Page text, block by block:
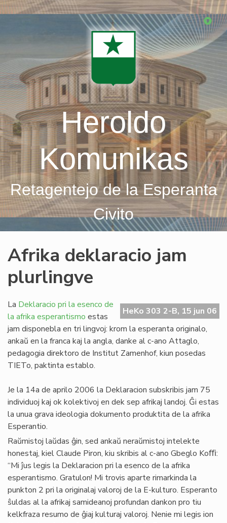
Skip
Heroldo
Komunikas
Retagentejo de la Esperanta
Civito
Afrika deklaracio jam
plurlingve
HeKo 303 2-B, 15 jun 06
La Deklaracio pri la esenco de
la afrika esperantismo estas
jam disponebla en tri lingvoj: krom la esperanta originalo,
ankaŭ en la franca kaj la angla, danke al c-ano Attaglo,
pedagogia direktoro de Institut Zamenhof, kiun posedas
TIETo, paktinta establo.
Je la 14a de aprilo 2006 la Deklaracion subskribis jam 75
individuoj kaj ok kolektivoj en dek sep afrikaj landoj. Ĝi estas
la unua grava ideologia dokumento produktita de la afrika
Esperantio.
Raŭmistoj laŭdas ĝin, sed ankaŭ neraŭmistoj intelekte
honestaj, kiel Claude Piron, kiu skribis al c-ano Gbeglo Koﬃ:
“Mi ĵus legis la Deklaracion pri la esenco de la afrika
esperantismo. Gratulon! Mi trovis aparte rimarkinda la
punkton 2 pri la originalaj valoroj de la E-kulturo. Esperanto
ŝuldas al la afrikaj samideanoj profundan dankon pro tiu
kelkfraza resumo de ĝiaj kulturaj valoroj. Nenie mi legis ion